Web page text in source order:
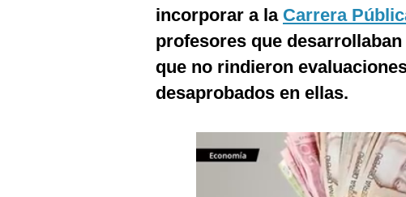
incorporar a la Carrera
profesores que
que no rindieron
desaprobados en ellas.